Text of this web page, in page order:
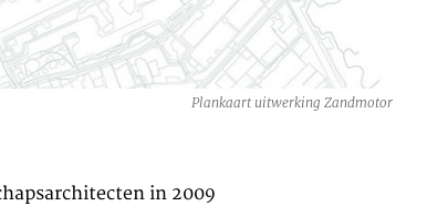
Plankaart uitwerking Zandmotor
in 2009